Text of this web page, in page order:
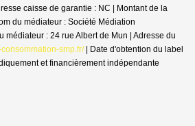
caisse de garantie : NC | Montant de la
du médiateur : Société Médiation
médiateur : 24 rue Albert de Mun | Adresse du
smp.fr/| Date d'obtention du label
et financièrement indépendante